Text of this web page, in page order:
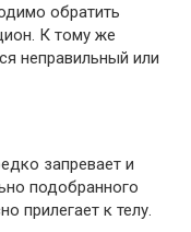
обратить
К тому же
неправильный или
запревает и
подобранного
прилегает к телу.